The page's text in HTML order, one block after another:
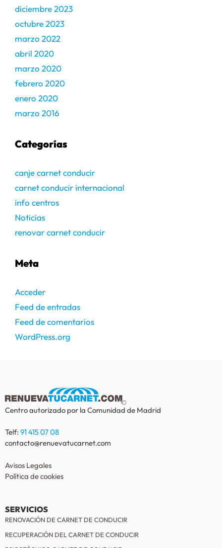
diciembre 2023
octubre 2023
marzo 2022
abril 2020
marzo 2020
febrero 2020
enero 2020
marzo 2016
Categorías
canje carnet conducir
carnet conducir internacional
info centros
Noticias
renovar carnet conducir
Meta
Acceder
Feed de entradas
Feed de comentarios
WordPress.org
Centro autorizado por la Comunidad de Madrid
Telf: 91 415 07 08
contacto@renuevatucarnet.com
Avisos Legales
Política de cookies
SERVICIOS
RENOVACIÓN DE CARNET DE CONDUCIR
RECUPERACIÓN DEL CARNET DE CONDUCIR